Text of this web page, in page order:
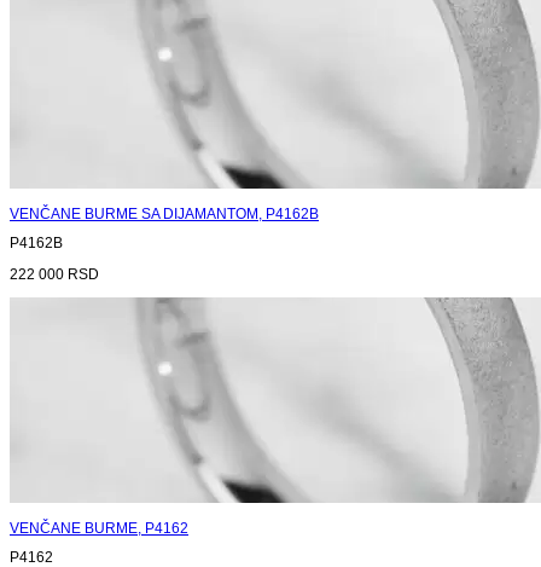
VENČANE BURME SA DIJAMANTOM, P4162B
P4162B
222 000 RSD
VENČANE BURME, P4162
P4162